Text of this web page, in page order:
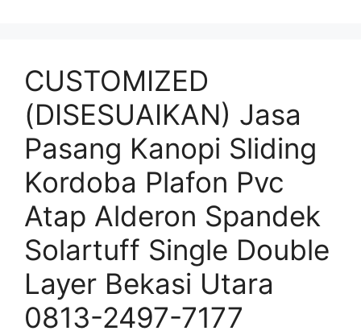
CUSTOMIZED
(DISESUAIKAN) Jasa
Pasang Kanopi Sliding
Kordoba Plafon Pvc
Atap Alderon Spandek
Solartuff Single Double
Layer Bekasi Utara
0813-2497-7177